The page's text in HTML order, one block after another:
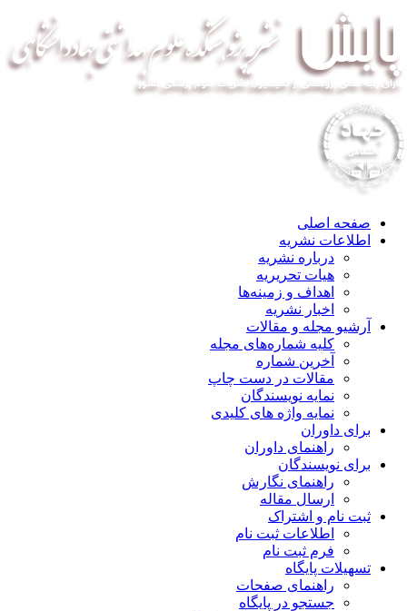
صفحه اصلی
اطلاعات نشریه
درباره نشریه
هیات تحریریه
اهداف و زمینه‌ها
اخبار نشریه
آرشیو مجله و مقالات
کلیه شماره‌های مجله
آخرین شماره
مقالات در دست چاپ
نمایه نویسندگان
نمایه واژه های کلیدی
برای داوران
راهنمای داوران
برای نویسندگان
راهنمای نگارش
ارسال مقاله
ثبت نام و اشتراک
اطلاعات ثبت نام
فرم ثبت نام
تسهیلات پایگاه
راهنمای صفحات
جستجو در پایگاه